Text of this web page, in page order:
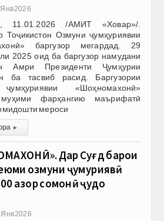
2026
11.01.2026 /АМИТ «Ховар»/.
Тоҷикистон Озмуни ҷумҳуриявии
баргузор мегардад. 29
2025 оид ба баргузор намудани
Амри Президенти Ҷумҳурии
ба тасвиб расид. Баргузории
«Шоҳномахонӣ»
фарҳангию маърифатӣ
мероси
▸
Дар Суғд барои
озмуни ҷумҳуриявӣ
ҳазор сомонӣ ҷудо
2026